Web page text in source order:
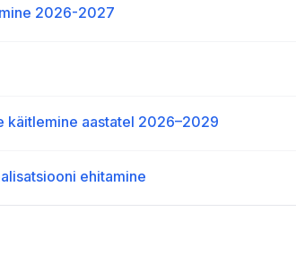
2026-2027
käitlemine aastatel 2026–2029
ehitamine